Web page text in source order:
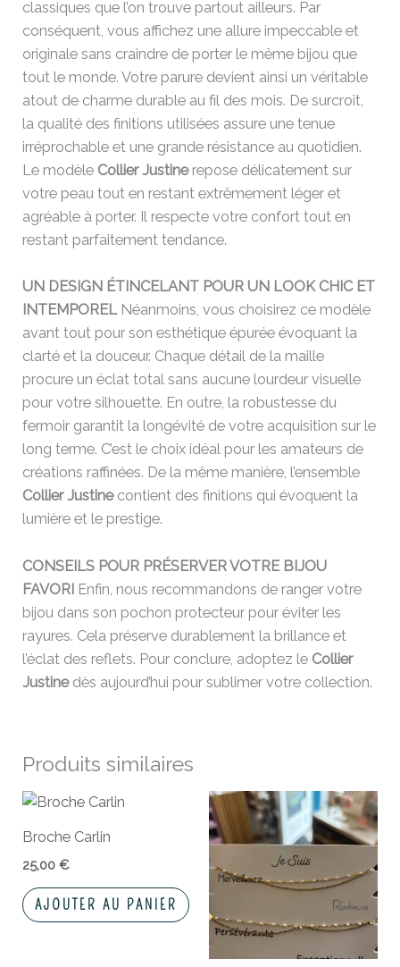
classiques que l’on trouve partout ailleurs. Par
conséquent, vous affichez une allure impeccable et
originale sans craindre de porter le même bijou que
tout le monde. Votre parure devient ainsi un véritable
atout de charme durable au fil des mois. De surcroît,
la qualité des finitions utilisées assure une tenue
irréprochable et une grande résistance au quotidien.
Le modèle Collier Justinerepose délicatement sur
votre peau tout en restant extrêmement léger et
agréable à porter. Il respecte votre confort tout en
restant parfaitement tendance.
UN DESIGN ÉTINCELANT POUR UN LOOK CHIC ET
INTEMPORELNéanmoins, vous choisirez ce modèle
avant tout pour son esthétique épurée évoquant la
clarté et la douceur. Chaque détail de la maille
procure un éclat total sans aucune lourdeur visuelle
pour votre silhouette. En outre, la robustesse du
fermoir garantit la longévité de votre acquisition sur le
long terme. C’est le choix idéal pour les amateurs de
créations raffinées. De la même manière, l’ensemble
Collier Justinecontient des finitions qui évoquent la
lumière et le prestige.
CONSEILS POUR PRÉSERVER VOTRE BIJOU
FAVORI Enfin, nous recommandons de ranger votre
bijou dans son pochon protecteur pour éviter les
rayures. Cela préserve durablement la brillance et
l’éclat des reflets. Pour conclure, adoptez le Collier
Justinedès aujourd’hui pour sublimer votre collection.
Produits similaires
Broche Carlin
25,00€
AJOUTER AU PANIER